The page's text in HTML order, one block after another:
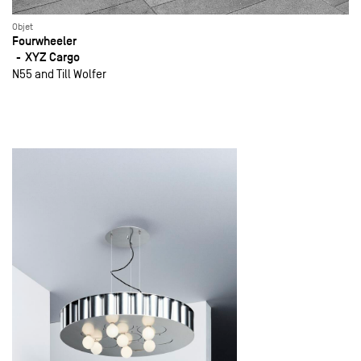
Objet
Fourwheeler
XYZ Cargo
N55 and Till Wolfer